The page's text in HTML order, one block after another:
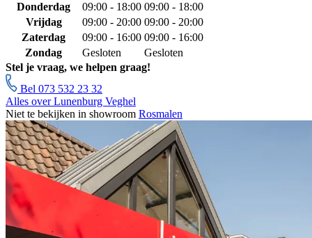
Donderdag
09:00 - 18:00 09:00 - 18:00
Vrijdag
09:00 - 20:00 09:00 - 20:00
Zaterdag
09:00 - 16:00 09:00 - 16:00
Zondag
Gesloten
Gesloten
Stel je vraag, we helpen graag!
Bel 073 532 23 32
Alles over Lunenburg Veghel
Niet te bekijken in showroom Rosmalen